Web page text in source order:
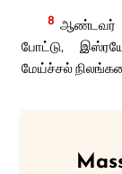
8 ஆண்டவர்
போட்டு,
மேய்ச்சல்